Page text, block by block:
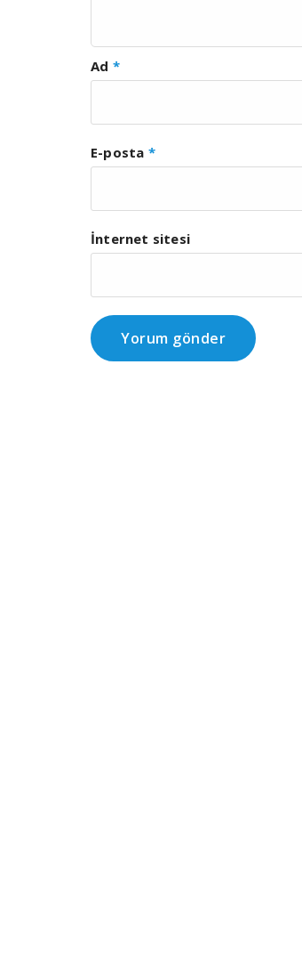
Ad *
E-posta *
İnternet sitesi